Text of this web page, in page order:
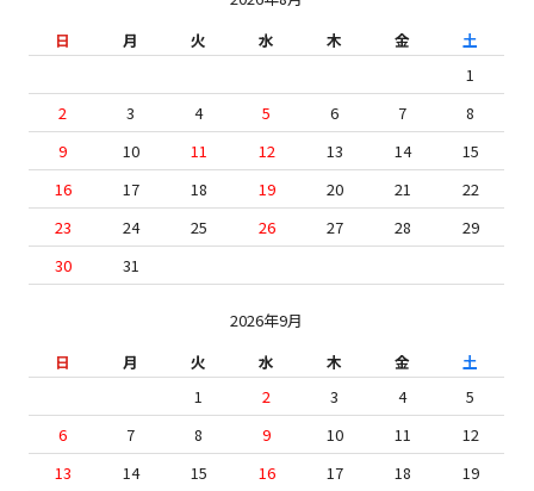
日
月 火 水 木 金
土
1
2
3 4 5 6 7
8
9
10 11 12 13 14
15
16
17 18 19 20 21
22
23
24 25 26 27 28
29
30
31
2026年9月
日
月 火 水 木 金
土
1
2 3 4
5
6
7 8 9 10 11
12
13
14 15 16 17 18
19